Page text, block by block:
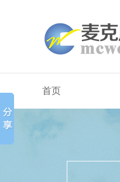
首页